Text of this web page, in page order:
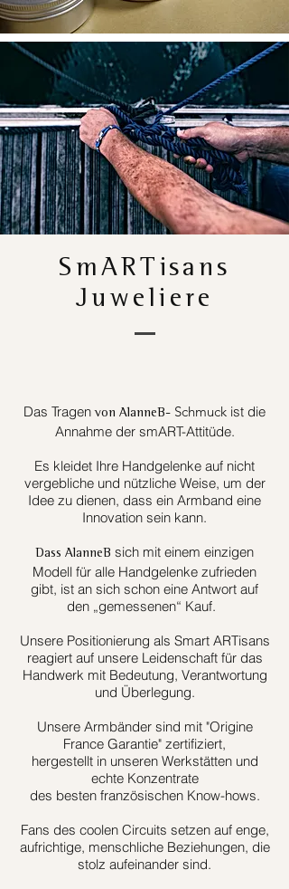
SmARTisans
Juweliere
Das Tragen von AlanneB- Schmuck ist die
Annahme der smART-Attitüde.
Es kleidet Ihre Handgelenke auf nicht
vergebliche und nützliche Weise, um der
Idee zu dienen, dass ein Armband eine
Innovation sein kann.
Dass AlanneB sich mit einem einzigen
Modell für alle Handgelenke zufrieden
gibt, ist an sich schon eine Antwort auf
den „gemessenen“ Kauf.
Unsere Positionierung als Smart ARTisans
reagiert auf unsere Leidenschaft für das
Handwerk mit Bedeutung, Verantwortung
und Überlegung.
Unsere Armbänder sind mit "Origine
France Garantie" zertifiziert,
hergestellt in unseren Werkstätten und
echte Konzentrate
des besten französischen Know-hows.
Fans des coolen Circuits setzen auf enge,
aufrichtige, menschliche Beziehungen, die
stolz aufeinander sind.